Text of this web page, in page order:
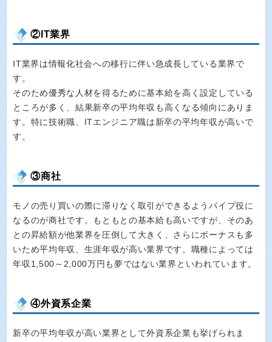
②IT業界
IT業界は情報化社会への移行に伴い急成長している業界で
す。
そのため優秀な人材を得るために基本給を高く設定している
ところが多く、結果新卒の平均年収も高くなる傾向にありま
す。特に技術職、ITエンジニア職は新卒の平均年収が高いで
す。
③商社
モノの売り買いの際に滞りなく取引ができるようパイプ役に
なるのが商社です。もともとの基本給も高いですが、そのあ
との昇給額が他業界を圧倒して大きく、さらにボーナスも多
いため平均年収、生涯年収が高い業界です。職種によっては
年収1,500～2,000万円も夢ではない業界といわれています。
④外資系企業
新卒の平均年収が高い業界として外資系企業も挙げられま